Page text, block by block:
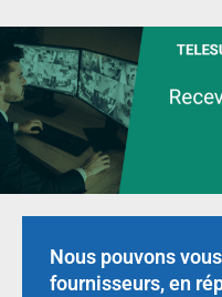
Nous pouvons
fournisseurs, en